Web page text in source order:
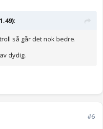
så går det nok bedre.
dydig.
#6